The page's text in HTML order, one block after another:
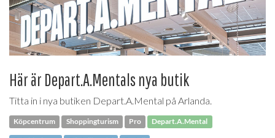
Här är Depart.A.Mentals nya butik
Titta in i nya butiken Depart.A.Mental på Arlanda.
Köpcentrum Shoppingturism Pro Depart.A.Mental